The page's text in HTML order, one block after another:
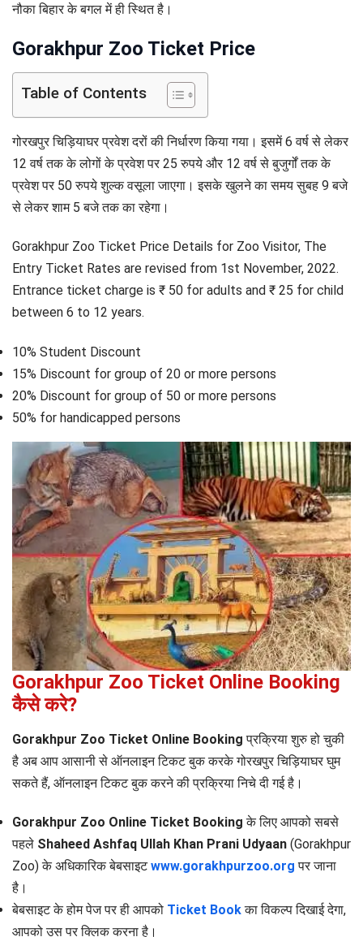
नौका बिहार के बगल में ही स्थित है।
Gorakhpur Zoo Ticket Price
Table of Contents
गोरखपुर चिड़ियाघर प्रवेश दरों की निर्धारण किया गया। इसमें 6 वर्ष से लेकर
12 वर्ष तक के लोगों के प्रवेश पर 25 रुपये और 12 वर्ष से बुजुर्गों तक के
प्रवेश पर 50 रुपये शुल्क वसूला जाएगा। इसके खुलने का समय सुबह 9 बजे
से लेकर शाम 5 बजे तक का रहेगा।
Gorakhpur Zoo Ticket Price Details for Zoo Visitor, The
Entry Ticket Rates are revised from 1st November, 2022.
Entrance ticket charge is ₹ 50 for adults and ₹ 25 for child
between 6 to 12 years.
10% Student Discount
15% Discount for group of 20 or more persons
20% Discount for group of 50 or more persons
50% for handicapped persons
Gorakhpur Zoo Ticket Online Booking
कैसे करे?
Gorakhpur Zoo Ticket Online Booking प्रक्रिया शुरु हो चुकी
है अब आप आसानी से ऑनलाइन टिकट बुक करके गोरखपुर चिड़ियाघर घुम
सकते हैं, ऑनलाइन टिकट बुक करने की प्रक्रिया निचे दी गई है।
Gorakhpur Zoo Online Ticket Booking के लिए आपको सबसे
पहले Shaheed Ashfaq Ullah Khan Prani Udyaan (Gorakhpur
Zoo) के अधिकारिक बेबसाइटwww.gorakhpurzoo.org पर जाना
है।
बेबसाइट के होम पेज पर ही आपको Ticket Bookका विकल्प दिखाई देगा,
आपको उस पर क्लिक करना है।